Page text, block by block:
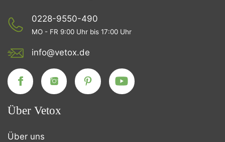
0228-9550-490
MO - FR 9:00 Uhr bis 17:00 Uhr
info@vetox.de
Über Vetox
Über uns